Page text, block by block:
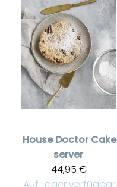
House Doctor Cake
server
44,95 €
Auf Lager verfügbar